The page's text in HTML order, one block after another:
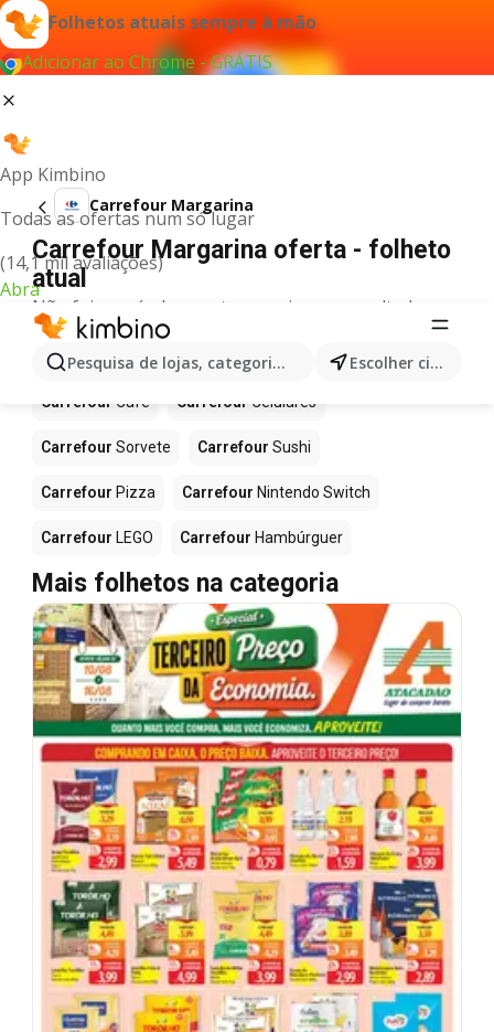
Folhetos atuais sempre à mão
Adicionar ao Chrome - GRÁTIS
App Kimbino
Todas as ofertas num só lugar
(14,1 mil avaliações)
Abra
Pesquisa de lojas, categorias,produtos... Escolher cidade
Carrefour Margarina
Carrefour Margarina oferta - folheto
atual
Não foi possível encontrar quaisquer resultados
para este termo.
Mais produtos em Carrefour
Carrefour Café Carrefour Celulares
Carrefour Sorvete Carrefour Sushi
Carrefour Pizza Carrefour Nintendo Switch
Carrefour LEGO Carrefour Hambúrguer
Mais folhetos na categoria